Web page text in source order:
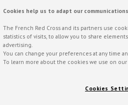
Cookies help us to adapt our
The French Red Cross and its partners use
statistics of visits, to allow you to share
advertising.
You can change your preferences at any time
To learn more about the cookies we use on
Cookies